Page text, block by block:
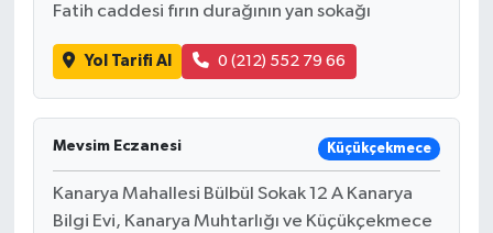
Fatih caddesi fırın durağının yan sokağı
Yol Tarifi Al 0 (212) 552 79 66
Mevsim Eczanesi Küçükçekmece
Kanarya Mahallesi Bülbül Sokak 12 A Kanarya
Bilgi Evi, Kanarya Muhtarlığı ve Küçükçekmece